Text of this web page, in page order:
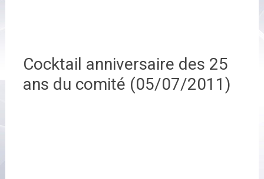
Cocktail anniversaire des 25
ans du comité (05/07/2011)